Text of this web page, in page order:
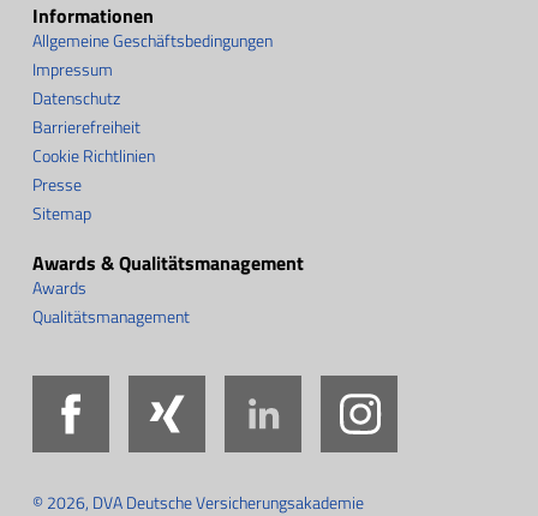
Informationen
Allgemeine Geschäftsbedingungen
Impressum
Datenschutz
Barrierefreiheit
Cookie Richtlinien
Presse
Sitemap
Awards & Qualitätsmanagement
Awards
Qualitätsmanagement
Facebook
Xing LinkedIn
© 2026, DVA Deutsche Versicherungsakademie